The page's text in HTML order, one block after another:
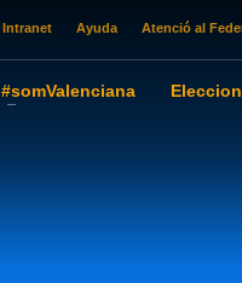
Intranet Ayuda Atenció al
#somValenciana